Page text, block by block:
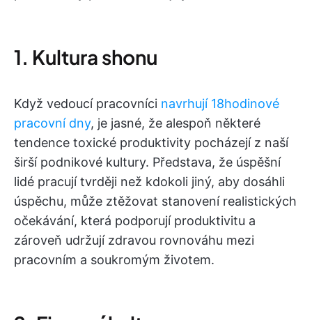
1. Kultura shonu
Když vedoucí pracovníci navrhují 18hodinové
pracovní dny, je jasné, že alespoň některé
tendence toxické produktivity pocházejí z naší
širší podnikové kultury. Představa, že úspěšní
lidé pracují tvrději než kdokoli jiný, aby dosáhli
úspěchu, může ztěžovat stanovení realistických
očekávání, která podporují produktivitu a
zároveň udržují zdravou rovnováhu mezi
pracovním a soukromým životem.